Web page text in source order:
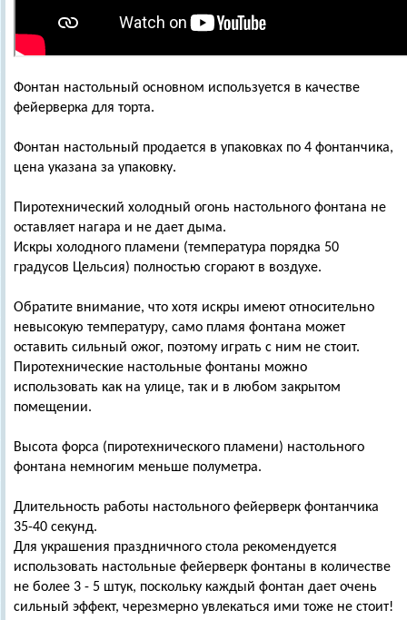
Фонтан настольный основном используется в качестве
фейерверка для торта.
Фонтан настольный продается в упаковках по 4 фонтанчика,
цена указана за упаковку.
Пиротехнический холодный огонь настольного фонтана не
оставляет нагара и не дает дыма.
Искры холодного пламени (температура порядка 50
градусов Цельсия) полностью сгорают в воздухе.
Обратите внимание, что хотя искры имеют относительно
невысокую температуру, само пламя фонтана может
оставить сильный ожог, поэтому играть с ним не стоит.
Пиротехнические настольные фонтаны можно
использовать как на улице, так и в любом закрытом
помещении.
Высота форса (пиротехнического пламени) настольного
фонтана немногим меньше полуметра.
Длительность работы настольного фейерверк фонтанчика
35-40 секунд.
Для украшения праздничного стола рекомендуется
использовать настольные фейерверк фонтаны в количестве
не более 3 - 5 штук, поскольку каждый фонтан дает очень
сильный эффект, черезмерно увлекаться ими тоже не стоит!